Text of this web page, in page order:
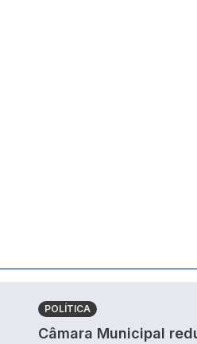
POLÍTICA
Câmara Municipal